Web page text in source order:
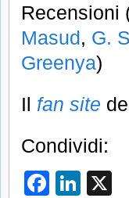
Recensioni
Masud, G.
Greenya)
Il fan site
Condividi: